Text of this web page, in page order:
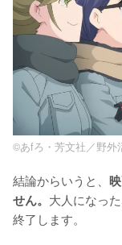
©あfろ・芳文社／野外
結論からいうと、
せん。 大人になっ
終了します。